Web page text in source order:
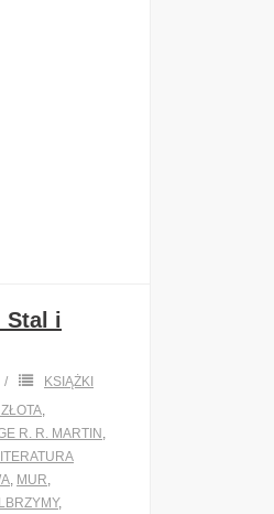
Stal i
KSIĄŻKI
R. R. MARTIN
MUR
,